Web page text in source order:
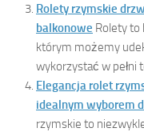
Rolety rzymskie
balkonowe Rolety to
którym możemy
wykorzystać w pełni
Elegancja rolet
idealnym wyborem
rzymskie to